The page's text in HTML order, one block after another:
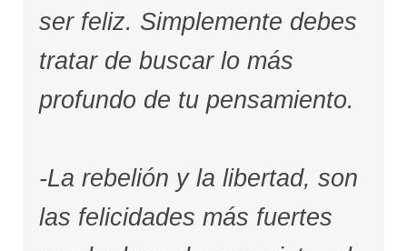
ser feliz. Simplemente debes
tratar de buscar lo más
profundo de tu pensamiento.
-La rebelión y la libertad, son
las felicidades más fuertes